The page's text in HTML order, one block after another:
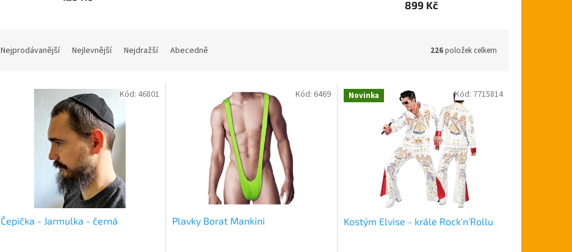
899 Kč
Nejprodávanější Nejlevnější Nejdražší Abecedně 226položek celkem
Čepička - Jarmulka - černá
Kód: 46801
Plavky Borat Mankini
Kód: 6469 Novinka
Kostým Elvise - krále Rock'n'Rollu
Kód: 7715814